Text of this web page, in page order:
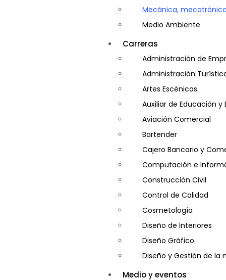
Mecánica,
Medio Ambiente
Minería e Hidrocarburos
Salud y Psicología
Seguridad
Carreras
Administración de
Administración
Artes Escénicas
Auxiliar de Educación
Aviación Comercial
Bartender
Cajero Bancario y
Computación e
Construcción Civil
Control de Calidad
Cosmetología
Diseño de Interiores
Diseño Gráfico
Diseño y Gestión de la
Entrenador Personal y
Medio y eventos